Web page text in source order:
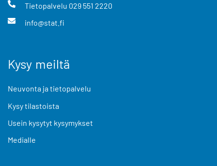
Tietopalvelu 029 551 2220
info@stat.fi
Kysy meiltä
Neuvonta ja tietopalvelu
Kysy tilastoista
Usein kysytyt kysymykset
Medialle